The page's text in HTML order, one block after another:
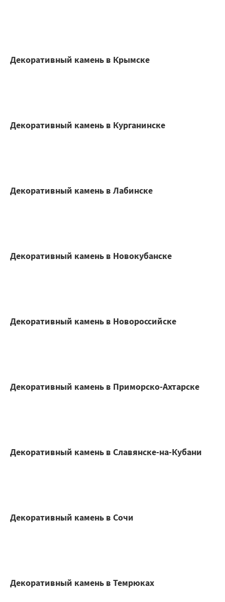
Декоративный камень в Крымске
Декоративный камень в Курганинске
Декоративный камень в Лабинске
Декоративный камень в Новокубанске
Декоративный камень в Новороссийске
Декоративный камень в Приморско-Ахтарске
Декоративный камень в Славянске-на-Кубани
Декоративный камень в Сочи
Декоративный камень в Темрюках